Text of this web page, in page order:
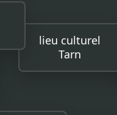
lieu culturel
Tarn